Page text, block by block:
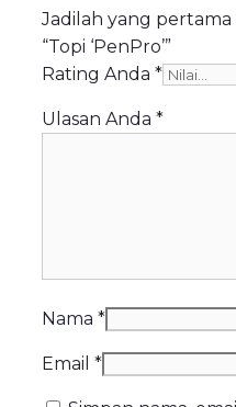
Jadilah yang
“Topi ‘PenPro’”
Rating Anda *
Ulasan Anda *
Nama *
Email *